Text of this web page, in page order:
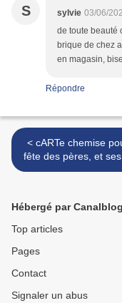
S sylvie 03/06/
de toute beauté
brique de chez
en magasin,
Répondre
< cARTe chemise pour la
fête des pères, et ses
assortis
Hébergé par Canalblog
Top articles
Pages
Contact
Signaler un abus